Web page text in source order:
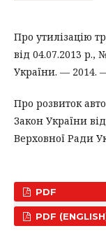
Про утилізацію
від 04.07.2013 р.,
України. — 2014.
Про розвиток
Закон України
Верховної Ради
PDF
PDF